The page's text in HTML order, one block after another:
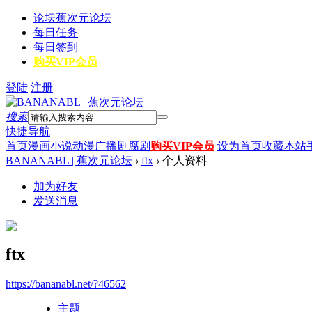
论坛蕉次元论坛
每日任务
每日签到
购买VIP会员
登陆 注册
搜索
快捷导航
首页漫画小说动漫广播剧 腐剧 购买VIP会员 设为首页收藏本站
BANANABL | 蕉次元论坛 › ftx › 个人资料
加为好友
发送消息
ftx
https://bananabl.net/?46562
主题